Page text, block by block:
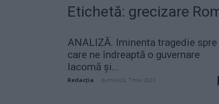
Etichetă: grecizare
ANALIZĂ. Iminenta tragedie spre
care ne îndreaptă o guvernare
lacomă și...
Redacţia duminică, 7 mai 2023